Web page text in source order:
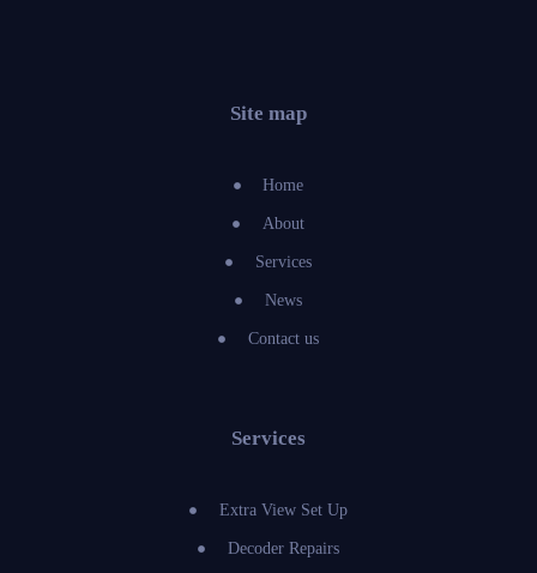
Site map
Home
About
Services
News
Contact us
Services
Extra View Set Up
Decoder Repairs